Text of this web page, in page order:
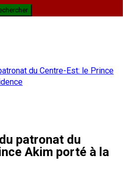
du Centre-Est: le Prince
patronat du
Akim porté à la